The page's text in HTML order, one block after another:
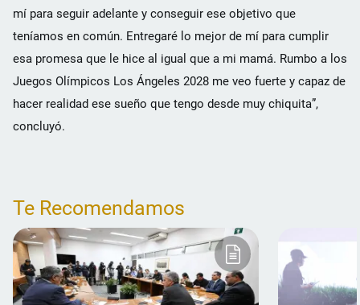
mí para seguir adelante y conseguir ese objetivo que
teníamos en común. Entregaré lo mejor de mí para cumplir
esa promesa que le hice al igual que a mi mamá. Rumbo a los
Juegos Olímpicos Los Ángeles 2028 me veo fuerte y capaz de
hacer realidad ese sueño que tengo desde muy chiquita”,
concluyó.
Te Recomendamos